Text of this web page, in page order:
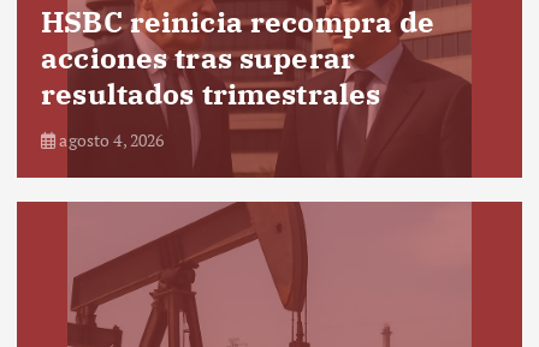
HSBC reinicia recompra de
acciones tras superar
resultados trimestrales
agosto 4, 2026